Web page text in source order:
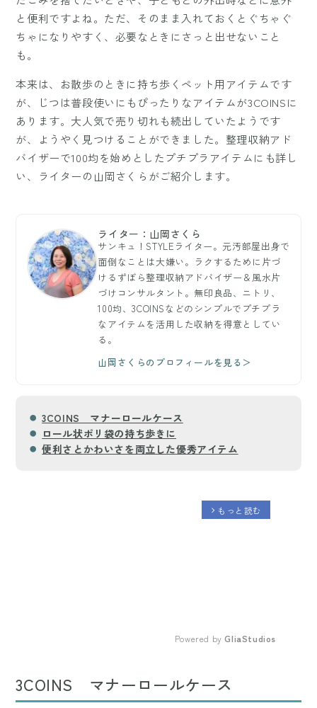
と便利ですよね。ただ、そのまま入れておくとぐちゃぐ
ちゃになりやすく、必要なときにさっと出せないこと
も。
本来は、お散歩のときに持ち歩くペット用アイテムです
が、じつは普段使いにもぴったりなアイテムが3COINSに
あります。大人気で売り切れも続出していたようです
が、ようやく見つけることができました。整理収納アド
バイザーで100均を始めとしたプチプラアイテムにも詳し
い、ライターの山岡さくらがご紹介します。
ライター：山岡さくら
サンキュ！STYLEライター。元汚部屋出身で
面倒なことは大嫌い。ラクするために片づ
けるずぼら整理収納アドバイザー＆風水片
づけコンサルタント。無印良品、ニトリ、
100均、3COINSなどのシンプルでプチプラ
なアイテムを活用した収納を得意としてい
る。
山岡さくらのプロフィールを見る＞
3COINS マナーロールケース
ロール状ポリ袋の持ち歩きに
便利さとかわいさを両立した優秀アイテム
arrow_forward_ios もっと読む
Powered by GliaStudios
3COINS マナーロールケース